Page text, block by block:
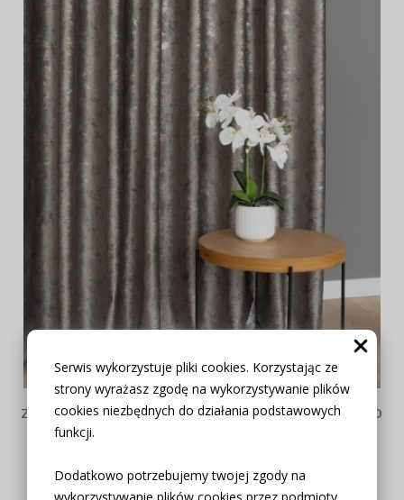
Serwis wykorzystuje pliki cookies. Korzystając ze
strony wyrażasz zgodę na wykorzystywanie plików
cookies niezbędnych do działania podstawowych
funkcji.
Dodatkowo potrzebujemy twojej zgody na
ZASŁONA VELVET BRĄZ GLAMOUR PRZECIERANE ZŁOTO
zakostyl.pl
59,00 zł